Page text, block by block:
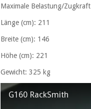
Maximale Belastung/Zugkraft
Länge (cm): 211
Breite (cm): 146
Höhe (cm): 221
Gewicht: 325 kg
G160 RackSmith